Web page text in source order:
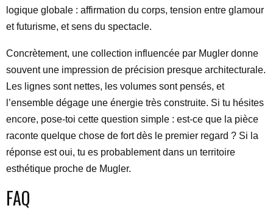
logique globale : affirmation du corps, tension entre glamour
et futurisme, et sens du spectacle.
Concrètement, une collection influencée par Mugler donne
souvent une impression de précision presque architecturale.
Les lignes sont nettes, les volumes sont pensés, et
l’ensemble dégage une énergie très construite. Si tu hésites
encore, pose-toi cette question simple : est-ce que la pièce
raconte quelque chose de fort dès le premier regard ? Si la
réponse est oui, tu es probablement dans un territoire
esthétique proche de Mugler.
FAQ